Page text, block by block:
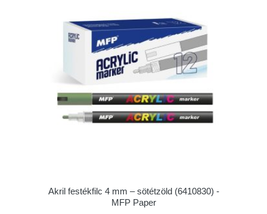
Akril festékfilc 4 mm – sötétzöld (6410830) -
MFP Paper